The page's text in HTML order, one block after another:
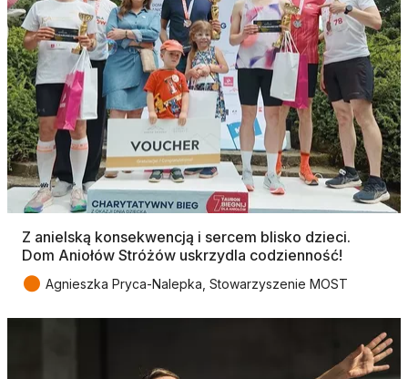
Z anielską konsekwencją i sercem blisko dzieci.
Dom Aniołów Stróżów uskrzydla codzienność!
● Agnieszka Pryca-Nalepka, Stowarzyszenie MOST